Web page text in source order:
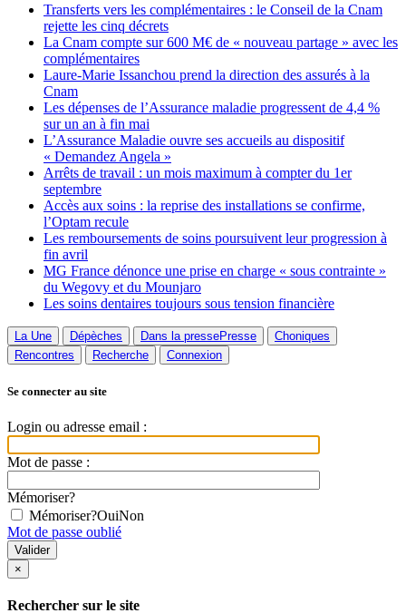
Transferts vers les complémentaires : le Conseil de la Cnam
rejette les cinq décrets
La Cnam compte sur 600 M€ de « nouveau partage » avec les
complémentaires
Laure-Marie Issanchou prend la direction des assurés à la
Cnam
Les dépenses de l’Assurance maladie progressent de 4,4 %
sur un an à fin mai
L’Assurance Maladie ouvre ses accueils au dispositif
« Demandez Angela »
Arrêts de travail : un mois maximum à compter du 1er
septembre
Accès aux soins : la reprise des installations se confirme,
l’Optam recule
Les remboursements de soins poursuivent leur progression à
fin avril
MG France dénonce une prise en charge « sous contrainte »
du Wegovy et du Mounjaro
Les soins dentaires toujours sous tension financière
La Une Dépèches Dans la pressePresse
Choniques
Rencontres
Recherche Connexion
Se connecter au site
Login ou adresse email :
Mot de passe :
Mémoriser?
Mémoriser?OuiNon
Mot de passe oublié
×
Rechercher sur le site